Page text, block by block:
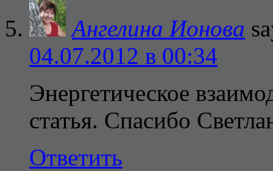
Ангелина Ионова
04.07.2012 в 00:34
Энергетическое
статья. Спасибо
Ответить